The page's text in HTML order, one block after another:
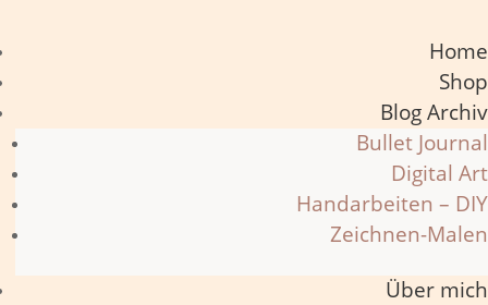
Home
Shop
Blog Archiv
Bullet Journal
Digital Art
Handarbeiten – DIY
Zeichnen-Malen
Über mich